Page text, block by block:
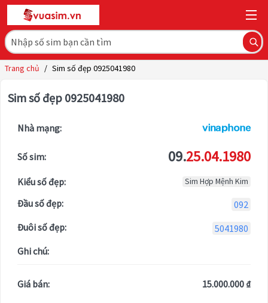
Trang chủ / Sim số đẹp 0925041980
Sim số đẹp 0925041980
Nhà mạng:
Số sim: 09.25.04.1980
Kiểu số đẹp: Sim Hợp Mệnh Kim
Đầu số đẹp:
092
Đuôi số đẹp:
5041980
Ghi chú:
Giá bán: 15.000.000 ₫